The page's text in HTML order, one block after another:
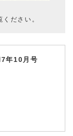
ださい。
年10月号